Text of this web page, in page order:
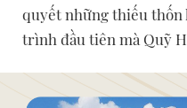
quyết những thiếu thốn
trình đầu tiên mà Quỹ